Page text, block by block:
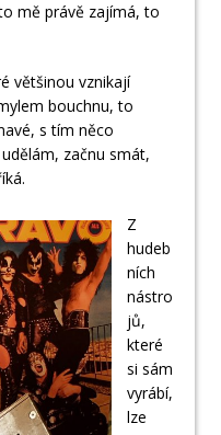
mě právě zajímá, to
většinou vznikají
bouchnu, to
s tím něco
začnu smát,
Z
hudeb
ních
nástro
jů,
které
si sám
vyrábí,
lze